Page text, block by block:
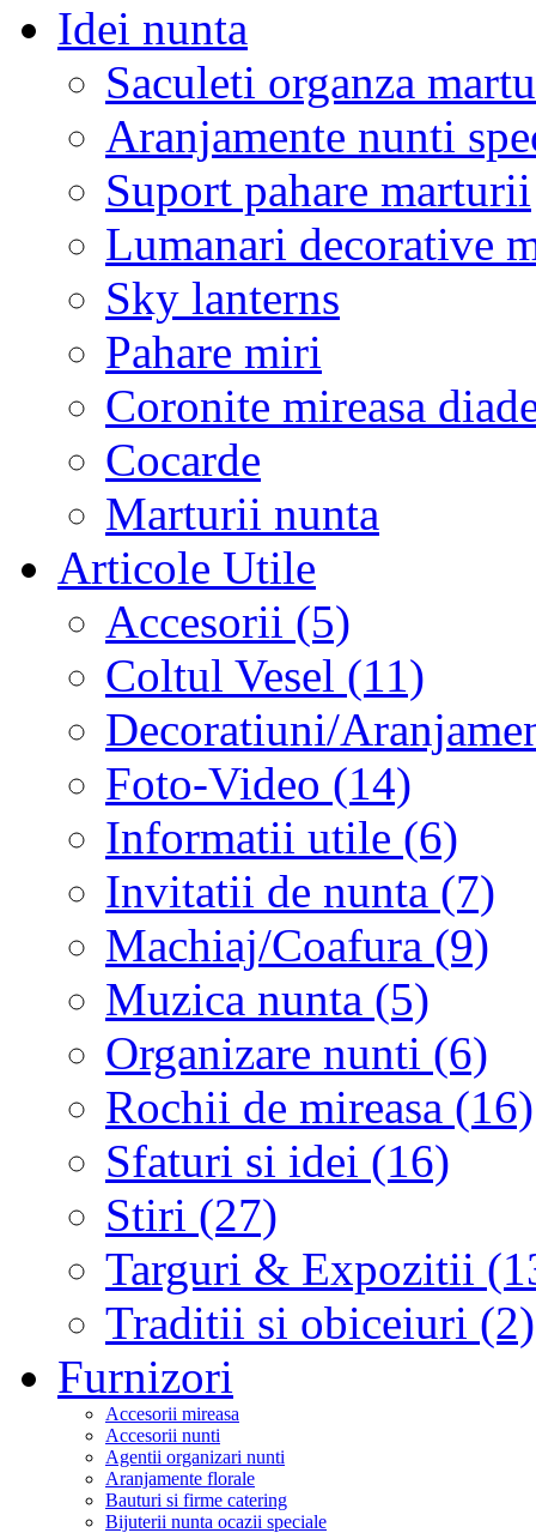
Idei nunta
Saculeti organza
Aranjamente nunti
Suport pahare marturii
Lumanari decorative
Sky lanterns
Pahare miri
Coronite mireasa
Cocarde
Marturii nunta
Articole Utile
Accesorii (5)
Coltul Vesel (11)
Decoratiuni/
Foto-Video (14)
Informatii utile (6)
Invitatii de nunta (7)
Machiaj/Coafura (9)
Muzica nunta (5)
Organizare nunti (6)
Rochii de mireasa (16)
Sfaturi si idei (16)
Stiri (27)
Targuri & Expozitii
Traditii si obiceiuri (2)
Furnizori
Accesorii mireasa
Accesorii nunti
Agentii organizari nunti
Aranjamente florale
Bauturi si firme catering
Bijuterii nunta ocazii speciale